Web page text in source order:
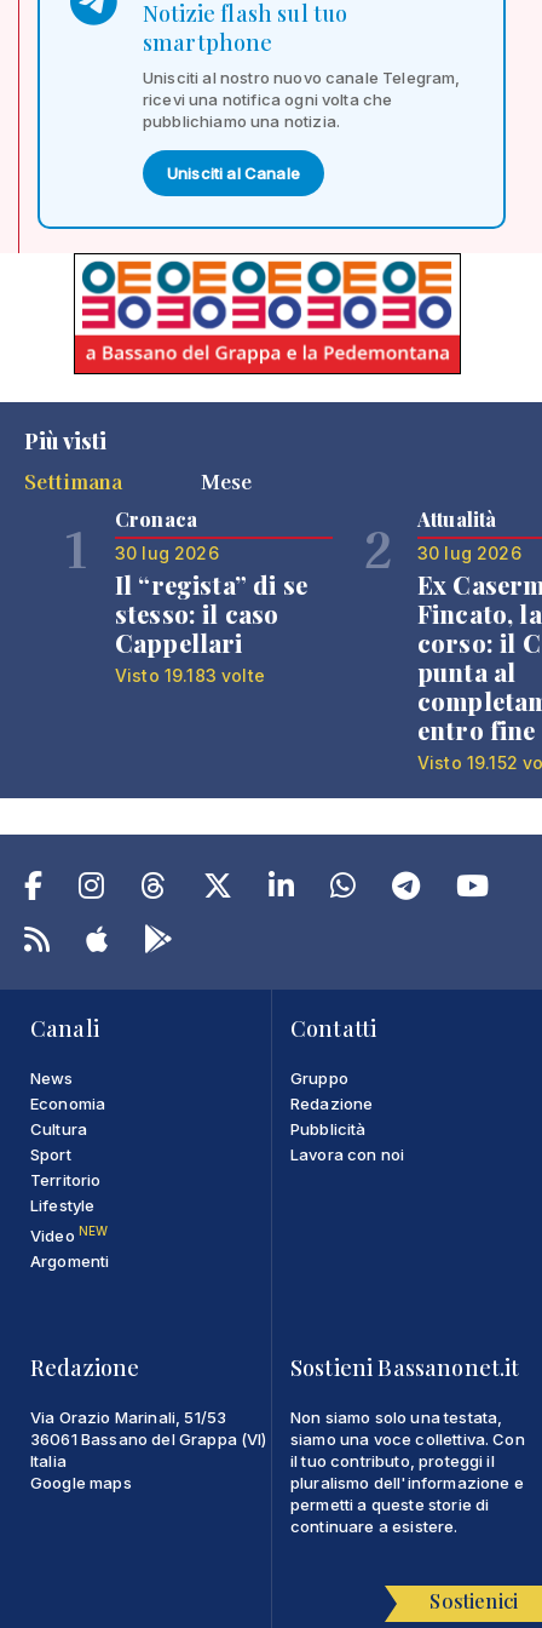
Notizie flash sul tuo
smartphone
Unisciti al nostro nuovo canale Telegram,
ricevi una notifica ogni volta che
pubblichiamo una notizia.
Unisciti al Canale
Più visti
Settimana
Mese
1 Cronaca
30 lug 2026
Il “regista” di se
stesso: il caso
Cappellari
Visto 19.183 volte
2 Attualità
30 lug 2026
Ex
Fincato,
corso: il
punta al
entro fine
Visto 19.152
Canali
News
Economia
Cultura
Sport
Territorio
Lifestyle
Video NEW
Argomenti
Contatti
Gruppo
Redazione
Pubblicità
Lavora con noi
Redazione
Via Orazio Marinali, 51/53
36061 Bassano del Grappa (VI)
Italia
Google maps
Sostieni Bassanonet.it
Non siamo solo una testata,
siamo una voce collettiva. Con
il tuo contributo, proteggi il
pluralismo dell'informazione e
permetti a queste storie di
continuare a esistere.
Sostienici